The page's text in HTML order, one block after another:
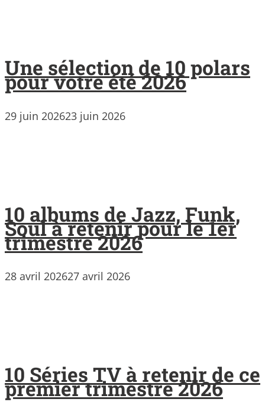
Une sélection de 10 polars
pour votre été 2026
29 juin 202623 juin 2026
10 albums de Jazz, Funk,
Soul à retenir pour le 1er
trimestre 2026
28 avril 202627 avril 2026
10 Séries TV à retenir de ce
premier trimestre 2026